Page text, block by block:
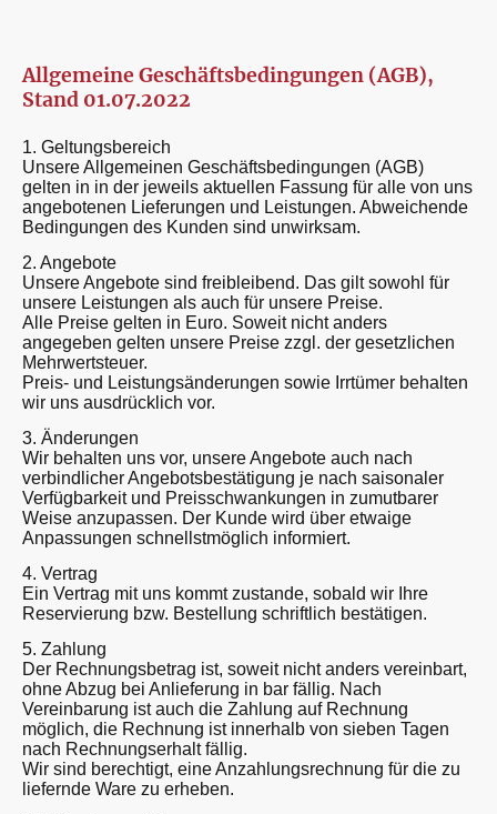
Allgemeine Geschäftsbedingungen (AGB),
Stand 01.07.2022
1. Geltungsbereich
Unsere Allgemeinen Geschäftsbedingungen (AGB)
gelten in in der jeweils aktuellen Fassung für alle von uns
angebotenen Lieferungen und Leistungen. Abweichende
Bedingungen des Kunden sind unwirksam.
2. Angebote
Unsere Angebote sind freibleibend. Das gilt sowohl für
unsere Leistungen als auch für unsere Preise.
Alle Preise gelten in Euro. Soweit nicht anders
angegeben gelten unsere Preise zzgl. der gesetzlichen
Mehrwertsteuer.
Preis- und Leistungsänderungen sowie Irrtümer behalten
wir uns ausdrücklich vor.
3. Änderungen
Wir behalten uns vor, unsere Angebote auch nach
verbindlicher Angebotsbestätigung je nach saisonaler
Verfügbarkeit und Preisschwankungen in zumutbarer
Weise anzupassen. Der Kunde wird über etwaige
Anpassungen schnellstmöglich informiert.
4. Vertrag
Ein Vertrag mit uns kommt zustande, sobald wir Ihre
Reservierung bzw. Bestellung schriftlich bestätigen.
5. Zahlung
Der Rechnungsbetrag ist, soweit nicht anders vereinbart,
ohne Abzug bei Anlieferung in bar fällig. Nach
Vereinbarung ist auch die Zahlung auf Rechnung
möglich, die Rechnung ist innerhalb von sieben Tagen
nach Rechnungserhalt fällig.
Wir sind berechtigt, eine Anzahlungsrechnung für die zu
liefernde Ware zu erheben.